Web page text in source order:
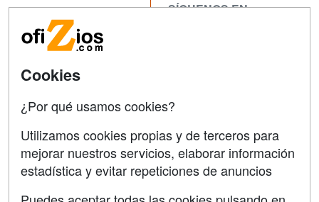
Contactar
Confidencialidad
Aviso legal
SÍGUENOS EN:
Grupo formazion:
Cookies
¿Por qué usamos cookies?
Utilizamos cookies propias y de terceros para
mejorar nuestros servicios, elaborar información
estadística y evitar repeticiones de anuncios